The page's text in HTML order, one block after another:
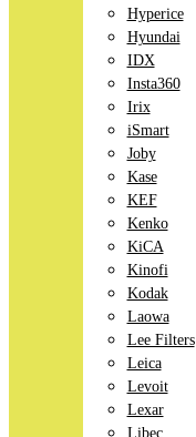
Hyperice
Hyundai
IDX
Insta360
Irix
iSmart
Joby
Kase
KEF
Kenko
KiCA
Kinofi
Kodak
Laowa
Lee Filters
Leica
Levoit
Lexar
Libec